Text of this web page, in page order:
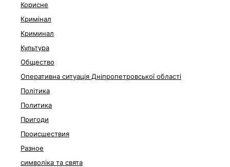
Корисне
Кримінал
Криминал
Культура
Общество
Оперативна ситуація Дніпропетровської області
Політика
Политика
Пригоди
Происшествия
Разное
символіка та свята